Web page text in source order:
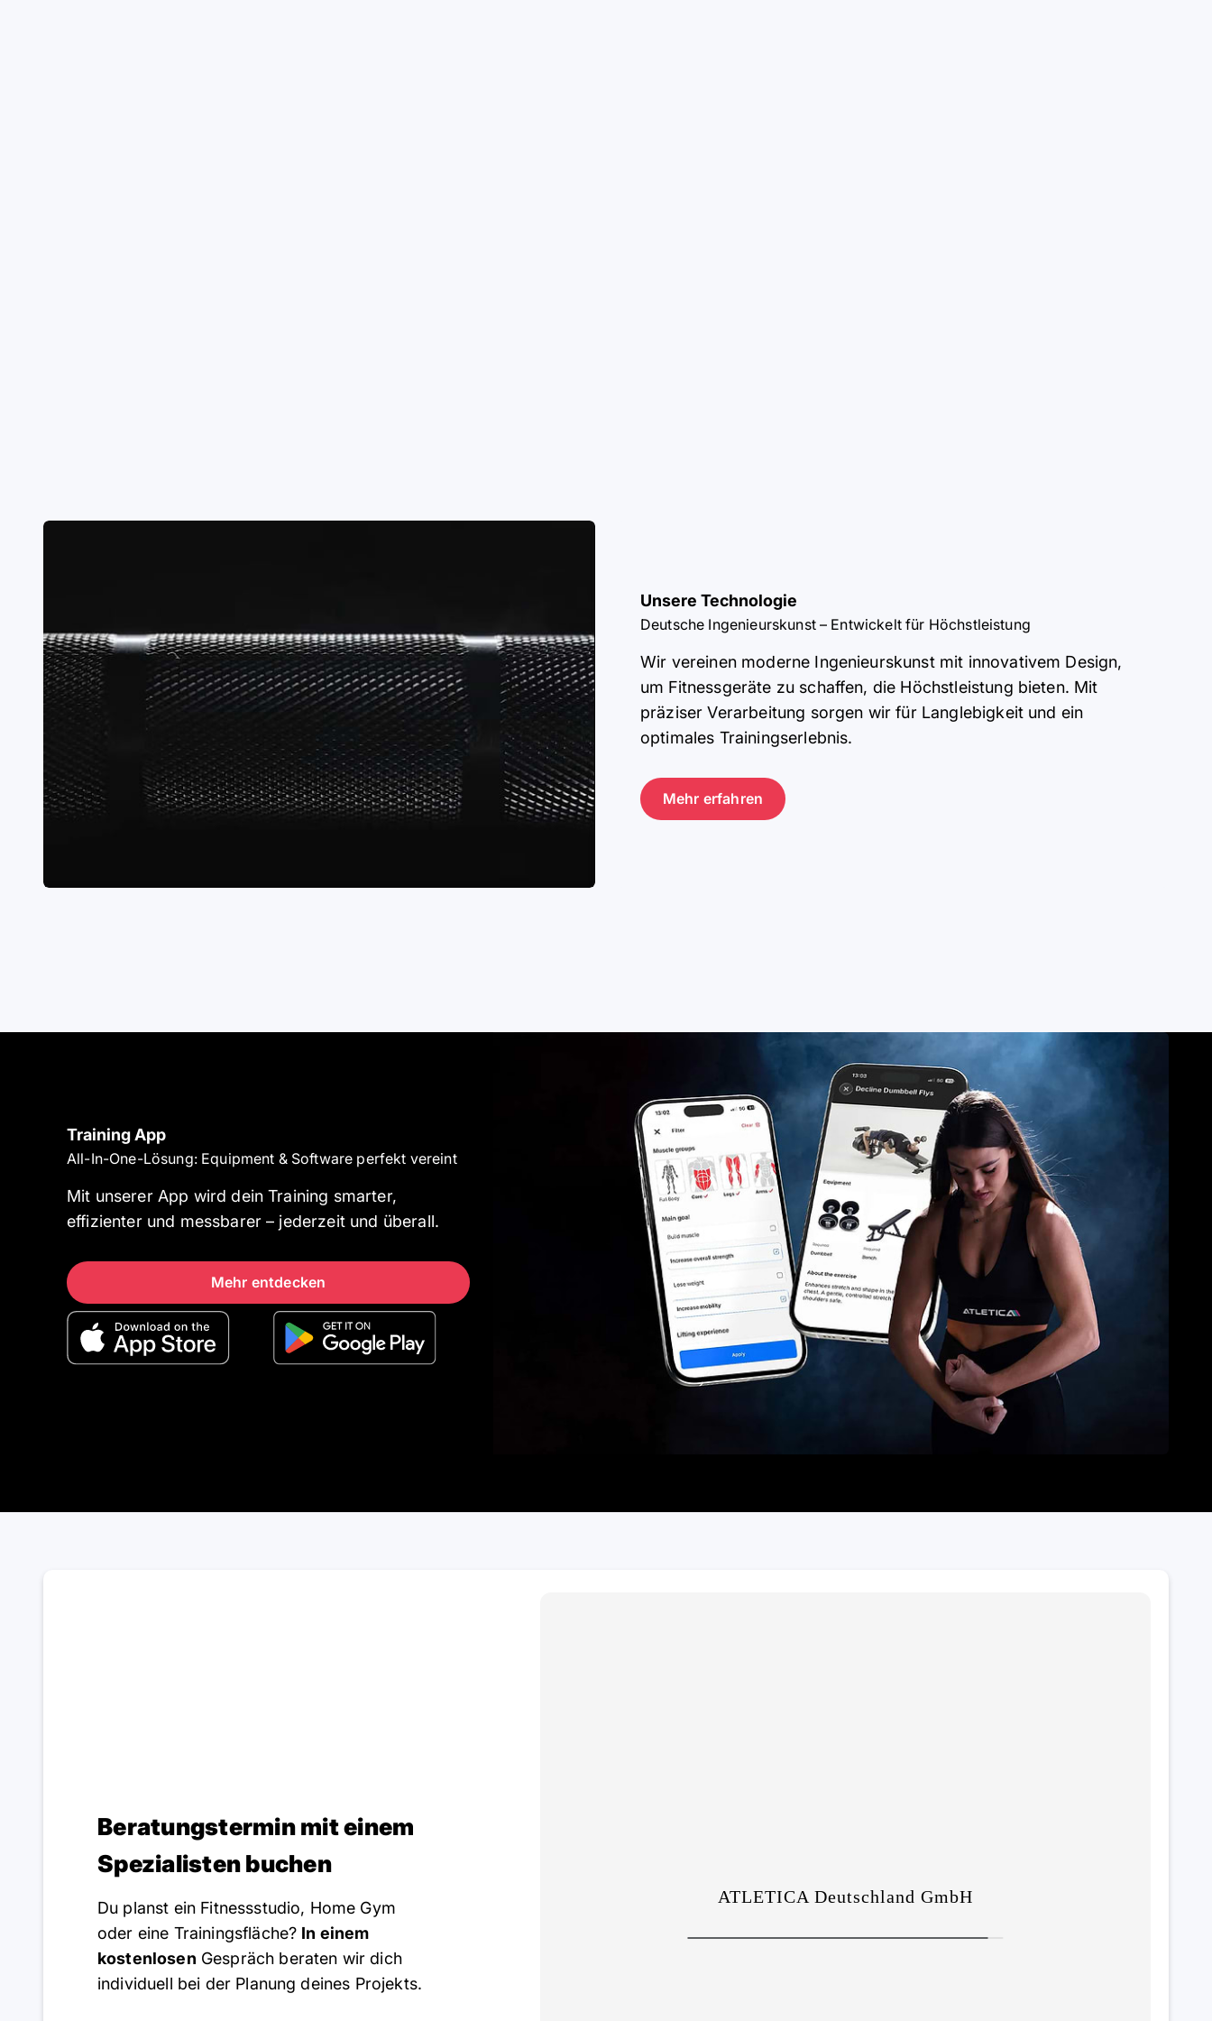
Unsere Technologie
Deutsche Ingenieurskunst – Entwickelt für Höchstleistung
Wir vereinen moderne Ingenieurskunst mit innovativem Design,
um Fitnessgeräte zu schaffen, die Höchstleistung bieten. Mit
präziser Verarbeitung sorgen wir für Langlebigkeit und ein
optimales Trainingserlebnis.
Mehr erfahren
DIE ATLETICA ATHLETEN
Training App
All-In-One-Lösung: Equipment & Software perfekt vereint
Mit unserer App wird dein Training smarter,
effizienter und messbarer – jederzeit und überall.
Mehr entdecken
Beratungstermin mit einem
Spezialisten buchen
Du planst ein Fitnessstudio, Home Gym
oder eine Trainingsfläche? In einem
kostenlosen Gespräch beraten wir dich
individuell bei der Planung deines Projekts.